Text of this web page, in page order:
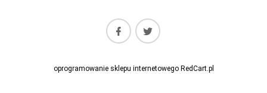
oprogramowanie sklepu internetowegoRedCart.pl